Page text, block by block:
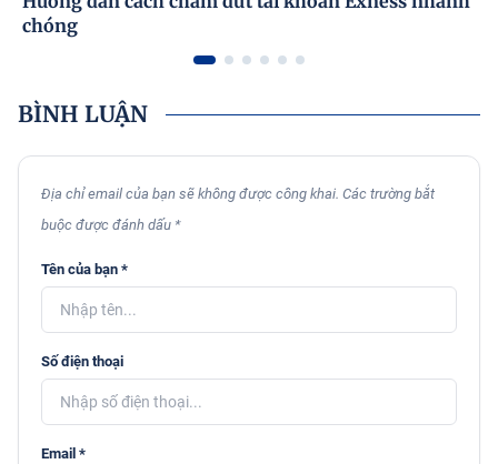
chóng
BÌNH LUẬN
Địa chỉ email của bạn sẽ không được công khai. Các trường bắt
buộc được đánh dấu *
Tên của bạn *
Số điện thoại
Email *